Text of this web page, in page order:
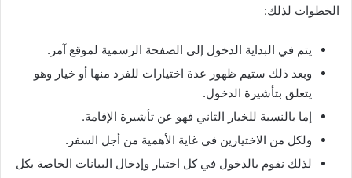
الخطوات لذلك:
يتم في البداية الدخول إلى الصفحة الرسمية لموقع آمر.
وبعد ذلك ستيم ظهور عدة اختيارات للفرد منها أو خيار وهو
يتعلق بتأشيرة الدخول.
إما بالنسبة للخيار الثاني فهو عن تأشيرة الإقامة.
ولكل من الاختيارين في غاية الأهمية من أجل السفر.
لذلك نقوم بالدخول في كل اختيار وإدخال البيانات الخاصة بكل